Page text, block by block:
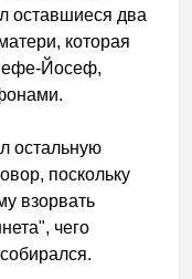
оставшиеся два
которая
Йосеф,
остальную
поскольку
взорвать
чего